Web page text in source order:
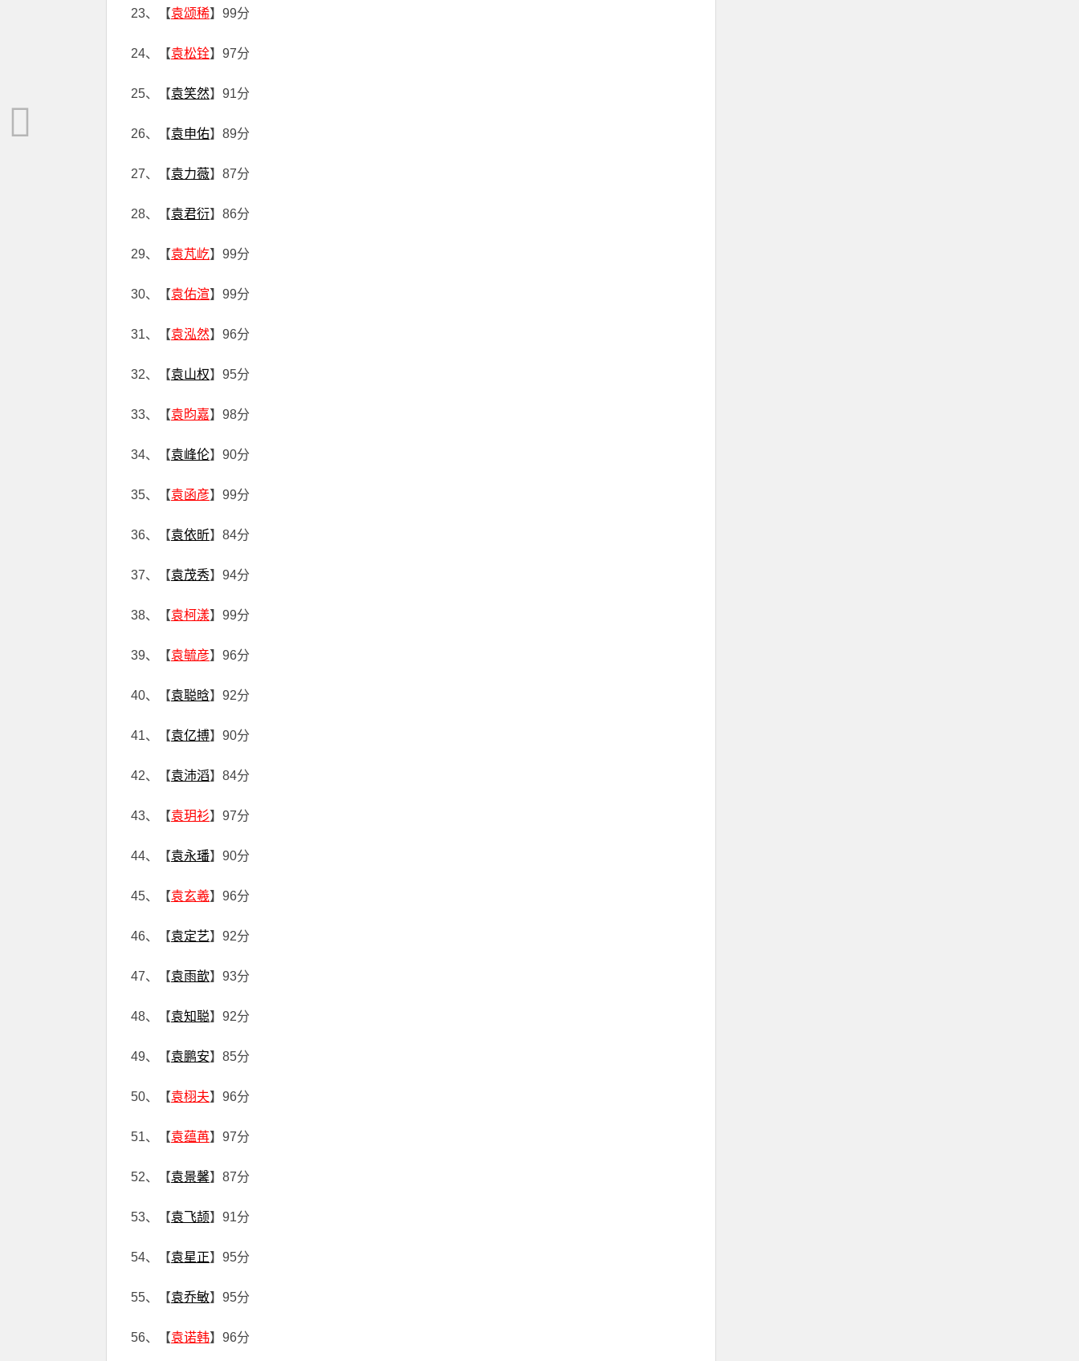
23、【袁颂稀】99分
24、【袁松铨】97分
25、【袁笑然】91分
26、【袁申佑】89分
27、【袁力薇】87分
28、【袁君衍】86分
29、【袁芃屹】99分
30、【袁佑渲】99分
31、【袁泓然】96分
32、【袁山权】95分
33、【袁昀嘉】98分
34、【袁峰伦】90分
35、【袁函彦】99分
36、【袁依昕】84分
37、【袁茂秀】94分
38、【袁柯漾】99分
39、【袁毓彦】96分
40、【袁聪晗】92分
41、【袁亿搏】90分
42、【袁沛滔】84分
43、【袁玥衫】97分
44、【袁永璠】90分
45、【袁玄羲】96分
46、【袁定艺】92分
47、【袁雨歆】93分
48、【袁知聪】92分
49、【袁鹏安】85分
50、【袁栩夫】96分
51、【袁蕴苒】97分
52、【袁景馨】87分
53、【袁飞颉】91分
54、【袁星正】95分
55、【袁乔敏】95分
56、【袁诺韩】96分